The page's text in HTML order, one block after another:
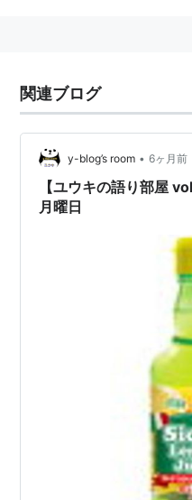
関連ブログ
y-blog’s room • 6ヶ月前
【ユウキの語り部屋
月曜日